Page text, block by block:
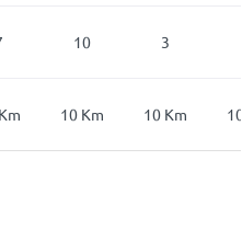
10 3
Km 10 Km 10 Km